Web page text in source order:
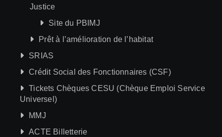
Justice
Site du PBIMJ
Prêt à l’amélioration de l’habitat
SRIAS
Crédit Social des Fonctionnaires (CSF)
Tickets Chèques CESU (Chèque Emploi Service
Universel)
MMJ
ACTE Billetterie